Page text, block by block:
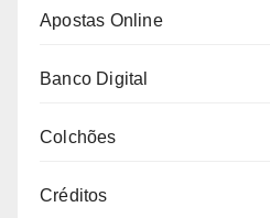
Apostas Online
Banco Digital
Colchões
Créditos